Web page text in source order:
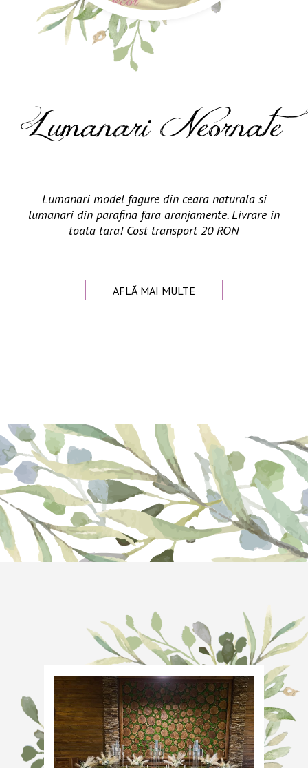
Lumanari Neornate
Lumanari model fagure din ceara naturala si
lumanari din parafina fara aranjamente. Livrare in
toata tara! Cost transport 20 RON
AFLĂ MAI MULTE